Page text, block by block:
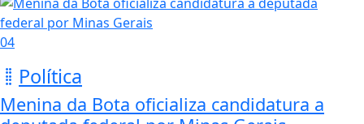
04
Política
Menina da Bota oficializa candidatura a